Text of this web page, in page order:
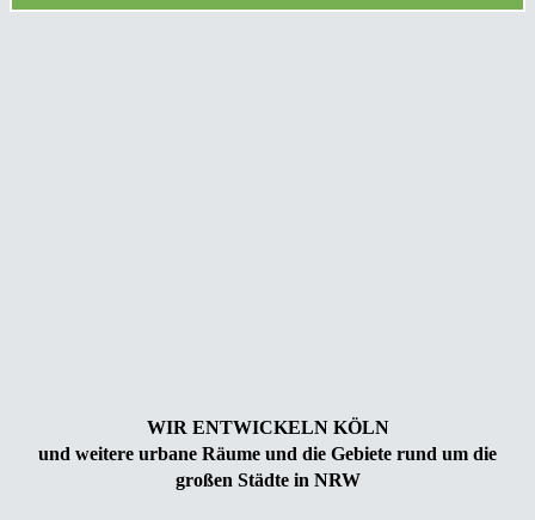
WIR ENTWICKELN KÖLN
und weitere urbane Räume und die Gebiete rund um die
großen Städte in NRW